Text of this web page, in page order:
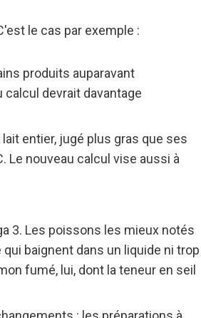
le cas par exemple :
produits auparavant
calcul devrait davantage
entier, jugé plus gras que ses
Le nouveau calcul vise aussi à
3. Les poissons les mieux notés
baignent dans un liquide ni trop
fumé, lui, dont la teneur en seil